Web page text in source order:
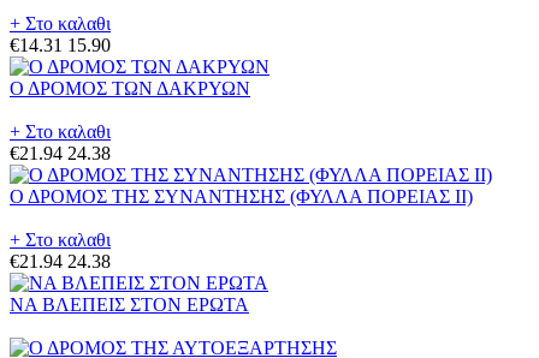
+ Στο καλαθι
€14.31 15.90
Ο ΔΡΟΜΟΣ ΤΩΝ ΔΑΚΡΥΩΝ
+ Στο καλαθι
€21.94 24.38
Ο ΔΡΟΜΟΣ ΤΗΣ ΣΥΝΑΝΤΗΣΗΣ (ΦΥΛΛΑ ΠΟΡΕΙΑΣ II)
+ Στο καλαθι
€21.94 24.38
ΝΑ ΒΛΕΠΕΙΣ ΣΤΟΝ ΕΡΩΤΑ